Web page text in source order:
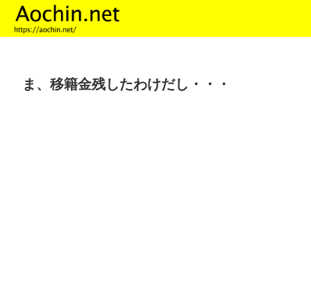
ま、移籍金残したわけだし・・・